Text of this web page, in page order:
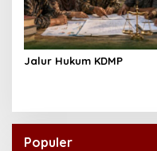
Jalur Hukum KDMP
Populer